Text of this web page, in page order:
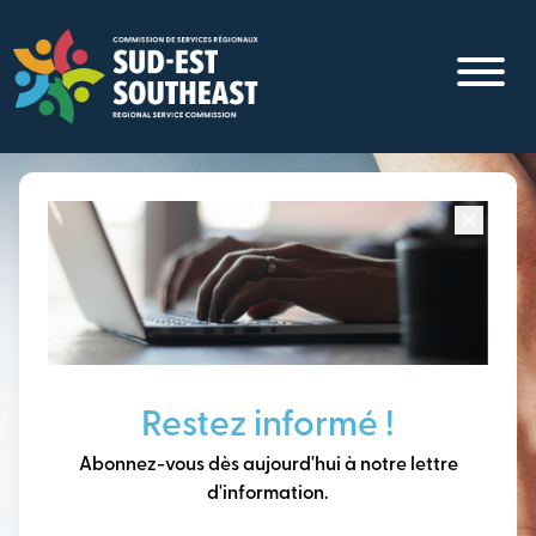
contenu
principal
Restez informé !
Abonnez-vous dès aujourd'hui à notre lettre
d'information.
Concentré sur toutes les communautés du
Nouveau-Brunswick
construire notre avenir